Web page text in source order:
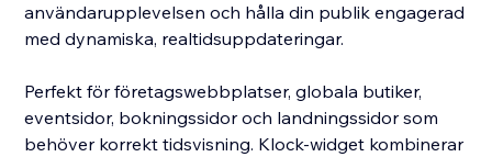
användarupplevelsen och hålla din publik engagerad
med dynamiska, realtidsuppdateringar.
Perfekt för företagswebbplatser, globala butiker,
eventsidor, bokningssidor och landningssidor som
behöver korrekt tidsvisning. Klock-widget kombinerar